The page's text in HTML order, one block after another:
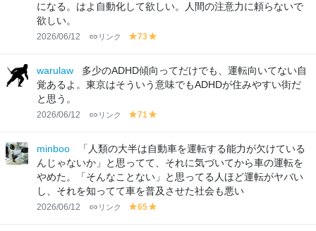
になる。はよ自動化して欲しい。人間の注意力に頼らないで
欲しい。
2026/06/12 リンク
y
lo
w
73
lo
w
warulaw
多少のADHD傾向ってだけでも、運転向いてない自
覚あるよ。東京はそういう意味でもADHDが住みやすい街だ
と思う。
2026/06/12 リンク
y
lo
71
lo
w
minboo
「人類の大半は自動車を運転する能力が欠けている
んじゃないか」と思ってて、それに気づいてから車の運転を
やめた。「そんなことない」と思ってる人ほど運転がヤバい
し、それを知ってて車を普及させた社会も悪い
2026/06/12 リンク
y
65